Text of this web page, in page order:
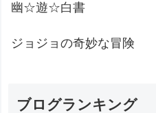
幽☆遊☆白書
ジョジョの奇妙な冒険
ブログランキング